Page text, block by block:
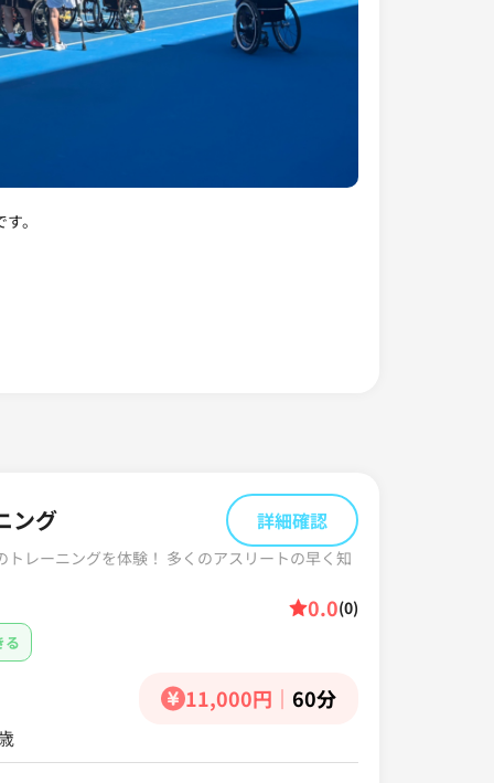
。
ング 詳細確認
レーニングを体験！ 多くのアスリートの早く知
0.0(0)
る
11,000円 ｜ 60分